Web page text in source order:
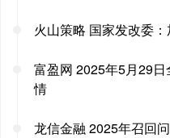
火山策略 国家发改委
富盈网 2025年5月29
情
龙信金融 2025年召回